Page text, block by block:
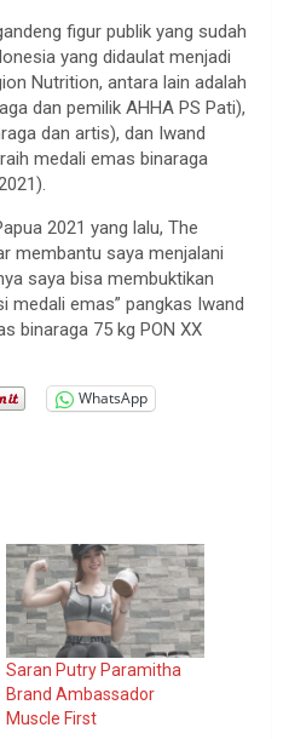
figur publik yang sudah
yang didaulat menjadi
Nutrition, antara lain adalah
dan pemilik AHHA PS Pati),
dan artis), dan Iwand
medali emas binaraga
2021 yang lalu, The
membantu saya menjalani
saya bisa membuktikan
medali emas” pangkas Iwand
binaraga 75 kg PON XX
WhatsApp
Saran Putry Paramitha
Brand Ambassador
Muscle First